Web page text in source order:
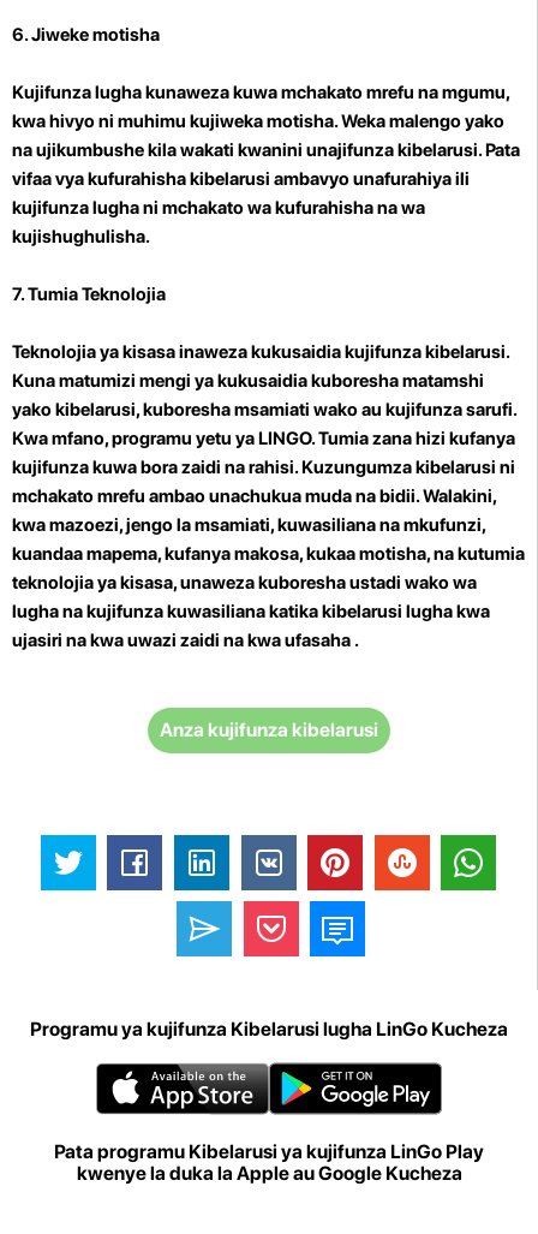
6. Jiweke motisha
Kujifunza lugha kunaweza kuwa mchakato mrefu na mgumu,
kwa hivyo ni muhimu kujiweka motisha. Weka malengo yako
na ujikumbushe kila wakati kwanini unajifunza kibelarusi. Pata
vifaa vya kufurahisha kibelarusi ambavyo unafurahiya ili
kujifunza lugha ni mchakato wa kufurahisha na wa
kujishughulisha.
7. Tumia Teknolojia
Teknolojia ya kisasa inaweza kukusaidia kujifunza kibelarusi.
Kuna matumizi mengi ya kukusaidia kuboresha matamshi
yako kibelarusi, kuboresha msamiati wako au kujifunza sarufi.
Kwa mfano, programu yetu ya LINGO. Tumia zana hizi kufanya
kujifunza kuwa bora zaidi na rahisi. Kuzungumza kibelarusi ni
mchakato mrefu ambao unachukua muda na bidii. Walakini,
kwa mazoezi, jengo la msamiati, kuwasiliana na mkufunzi,
kuandaa mapema, kufanya makosa, kukaa motisha, na kutumia
teknolojia ya kisasa, unaweza kuboresha ustadi wako wa
lugha na kujifunza kuwasiliana katika kibelarusi lugha kwa
ujasiri na kwa uwazi zaidi na kwa ufasaha .
Anza kujifunza kibelarusi
Programu ya kujifunza Kibelarusi lugha LinGo Kucheza
Pata programu Kibelarusi ya kujifunza LinGo Play
kwenye la duka la Apple au Google Kucheza